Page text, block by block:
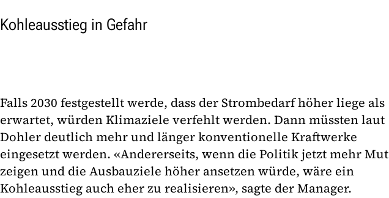
Kohleausstieg in Gefahr
Falls 2030 festgestellt werde, dass der Strombedarf höher liege als
erwartet, würden Klimaziele verfehlt werden. Dann müssten laut
Dohler deutlich mehr und länger konventionelle Kraftwerke
eingesetzt werden. «Andererseits, wenn die Politik jetzt mehr Mut
zeigen und die Ausbauziele höher ansetzen würde, wäre ein
Kohleausstieg auch eher zu realisieren», sagte der Manager.